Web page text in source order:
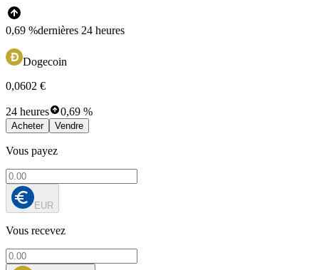
0,69 %dernières 24 heures
Dogecoin
0,0602 €
24 heures 0,69 %
Acheter Vendre
Vous payez
EUR
Vous recevez